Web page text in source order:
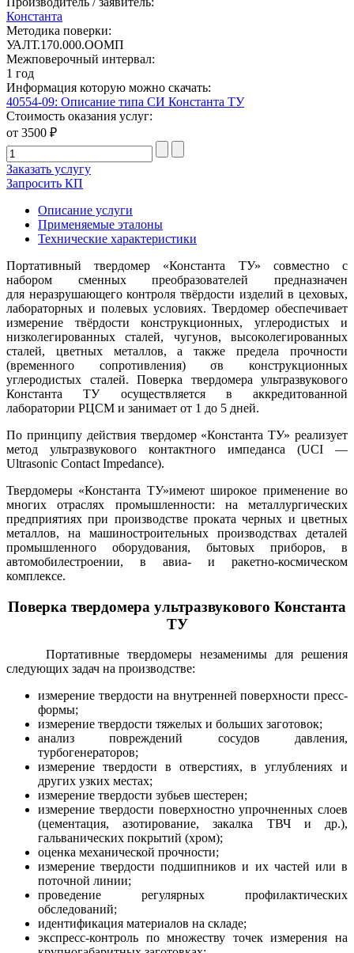
Константа
Методика поверки:
УАЛТ.170.000.ООМП
Межповерочный интервал:
1 год
Информация которую можно скачать:
40554-09: Описание типа СИ Константа ТУ
Стоимость оказания услуг:
от 3500 ₽
Заказать услугу
Запросить КП
Описание услуги
Применяемые эталоны
Технические характеристики
Портативный твердомер «Константа ТУ» совместно с
набором сменных преобразователей предназначен
для неразрушающего контроля твёрдости изделий в цеховых,
лабораторных и полевых условиях. Твердомер обеспечивает
измерение твёрдости конструкционных, углеродистых и
низколегированных сталей, чугунов, высоколегированных
сталей, цветных металлов, а также предела прочности
(временного сопротивления) σв конструкционных
углеродистых сталей. Поверка твердомера ультразвукового
Константа ТУ осуществляется в аккредитованной
лаборатории РЦСМ и занимает от 1 до 5 дней.
По принципу действия твердомер «Константа ТУ» реализует
метод ультразвукового контактного импеданса (UCI —
Ultrasonic Contact Impedance).
Твердомеры «Константа ТУ»имеют широкое применение во
многих отраслях промышленности: на металлургических
предприятиях при производстве проката черных и цветных
металлов, на машиностроительных производствах деталей
промышленного оборудования, бытовых приборов, в
автомобилестроении, в авиа- и ракетно-космическом
комплексе.
Поверка твердомера ультразвукового Константа
ТУ
Портативные твердомеры незаменимы для решения
следующих задач на производстве:
измерение твердости на внутренней поверхности пресс-
формы;
измерение твердости тяжелых и больших заготовок;
анализ повреждений сосудов давления,
турбогенераторов;
измерение твердости в отверстиях, в углублениях и
других узких местах;
измерение твердости зубьев шестерен;
измерение твердости поверхностно упрочненных слоев
(цементация, азотирование, закалка ТВЧ и др.),
гальванических покрытий (хром);
оценка механической прочности;
измерение твердости подшипников и их частей или в
поточной линии;
проведение регулярных профилактических
обследований;
идентификация материалов на складе;
экспресс-контроль по множеству точек измерения на